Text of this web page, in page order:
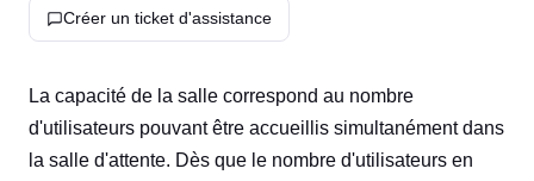
Créer un ticket d'assistance
La capacité de la salle correspond au nombre
d'utilisateurs pouvant être accueillis simultanément dans
la salle d'attente. Dès que le nombre d'utilisateurs en